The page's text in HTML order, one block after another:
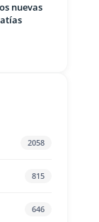
nuevas
2058
815
646